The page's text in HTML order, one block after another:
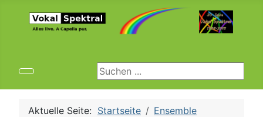
Suchen ...
Aktuelle Seite: Startseite
Ensemble